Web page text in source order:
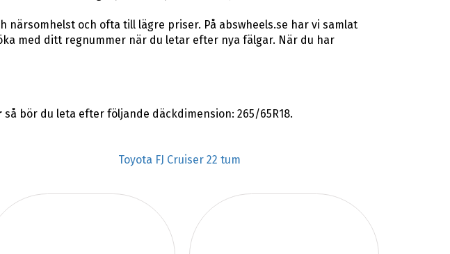
och ofta till lägre priser. På abswheels.se har vi samlat
med ditt regnummer när du letar efter nya fälgar. När du har
så bör du leta efter följande däckdimension: 265/65R18.
Toyota FJ Cruiser 22 tum